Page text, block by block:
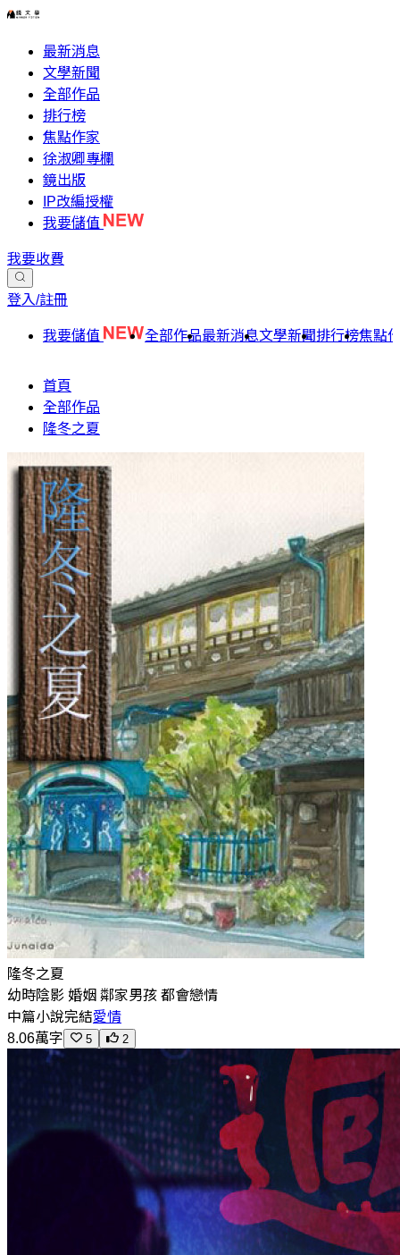
最新消息
文學新聞
全部作品
排行榜
焦點作家
徐淑卿專欄
鏡出版
IP改編授權
我要儲值
我要收費
登入/註冊
我要儲值 全部作品最新消息文學新聞排行榜焦點
首頁
全部作品
隆冬之夏
隆冬之夏
幼時陰影 婚姻 鄰家男孩 都會戀情
中篇小說完結愛情
8.06萬字
5 2